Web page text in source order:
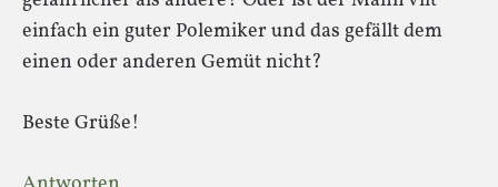
einfach ein guter Polemiker und das gefällt dem
einen oder anderen Gemüt nicht?
Beste Grüße!